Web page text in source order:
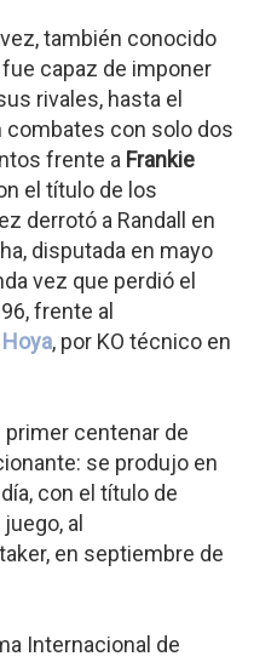
también conocido
fue capaz de imponer
rivales, hasta el
combates con solo dos
frente a Frankie
el título de los
derrotó a Randall en
disputada en mayo
vez que perdió el
frente al
, por KO técnico en
centenar de
se produjo en
con el título de
al
en septiembre de
Internacional de